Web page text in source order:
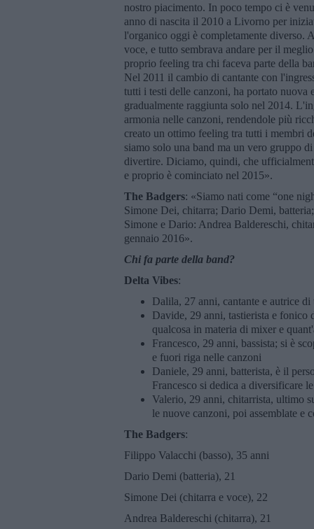
nostro piacimento. In poco tempo ci è
anno di nascita il 2010 a Livorno per
l'organico oggi è completamente diverso.
voce, e tutto sembrava andare per il
proprio feeling tra chi faceva parte della
Nel 2011 il cambio di cantante con
tutti i testi delle canzoni, ha portato nuova
gradualmente raggiunta solo nel 2014.
armonia nelle canzoni, rendendole più
creato un ottimo feeling tra tutti i membri
siamo solo una band ma un vero gruppo
divertire. Diciamo, quindi, che
e proprio è cominciato nel 2015».
The Badgers: «Siamo nati come “one
Simone Dei, chitarra; Dario Demi,
Simone e Dario: Andrea Baldereschi,
gennaio 2016».
Chi fa parte della band?
Delta Vibes:
Dalila, 27 anni, cantante e autrice
Davide, 29 anni, tastierista e fonico
qualcosa in materia di mixer e
Francesco, 29 anni, bassista; si è
e fuori riga nelle canzoni
Daniele, 29 anni, batterista, è il
Francesco si dedica a diversificare
Valerio, 29 anni, chitarrista, ultimo
le nuove canzoni, poi assemblate e
The Badgers:
Filippo Valacchi (basso), 35 anni
Dario Demi (batteria), 21
Simone Dei (chitarra e voce), 22
Andrea Baldereschi (chitarra), 21